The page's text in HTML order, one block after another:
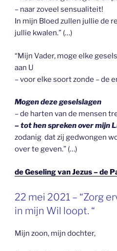
– naar zoveel sensualiteit!
In mijn Bloed zullen jullie de
jullie kwalen.” (…)
“Mijn Vader, moge elke
aan U
– voor elke soort zonde – de
Mogen deze geselslagen
– de harten van de mensen
– tot hen spreken over mijn
zodanig dat zij gedwongen
over te geven.” (…)
de Geseling van Jezus – de
GEPLAATST
OP
22 mei 2021 – “Zorg
in mijn Wil loopt. “
Mijn zoon, mijn dochter,